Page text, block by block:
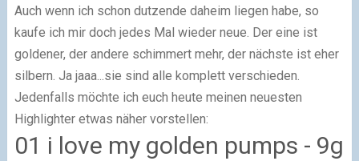
Auch wenn ich schon dutzende daheim liegen habe, so
kaufe ich mir doch jedes Mal wieder neue. Der eine ist
goldener, der andere schimmert mehr, der nächste ist eher
silbern. Ja jaaa...sie sind alle komplett verschieden.
Jedenfalls möchte ich euch heute meinen neuesten
Highlighter etwas näher vorstellen:
01 i love my golden pumps - 9g